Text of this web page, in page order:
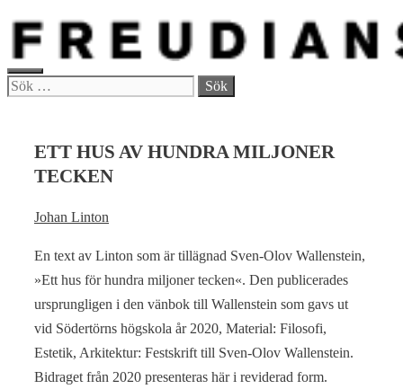
Hoppa
innehåll
MENY
Sök
ETT HUS AV HUNDRA MILJONER
TECKEN
Johan Linton
En text av Linton som är tillägnad Sven-Olov Wallenstein,
»Ett hus för hundra miljoner tecken«. Den publicerades
ursprungligen i den vänbok till Wallenstein som gavs ut
vid Södertörns högskola år 2020, Material: Filosofi,
Estetik, Arkitektur: Festskrift till Sven-Olov Wallenstein.
Bidraget från 2020 presenteras här i reviderad form.